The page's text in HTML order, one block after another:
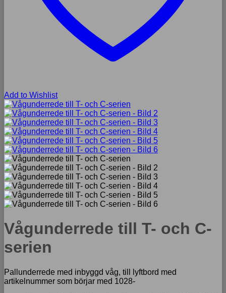
Add to Wishlist
Vågunderrede till T- och C-
serien
Pallunderrede med inbyggd våg, till lyftbord med
artikelnummer som börjar med 1028-